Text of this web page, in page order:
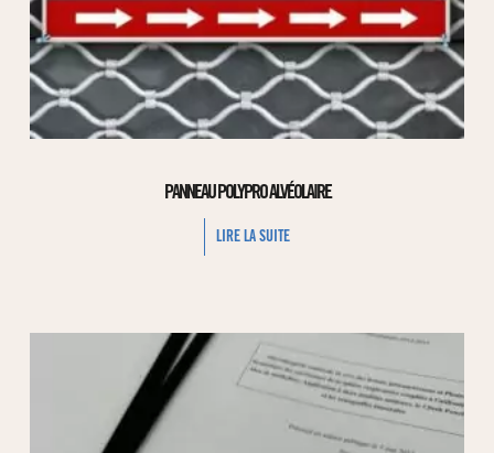
PANNEAU POLYPRO ALVÉOLAIRE
LIRE LA SUITE